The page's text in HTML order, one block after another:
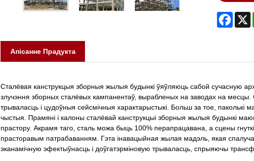
X
Апісанне Прадукта
Сталёвая канструкцыя зборныя жылыя будынкі ўяўляюць сабой сучасную
злучэння зборных сталёвых кампанентаў, вырабленых на заводах на
трываласць і цудоўныя сейсмічныя характарыстыкі. Больш за тое,
чыстыя. Прамяні і калоны сталёвай канструкцыі зборныя жылыя будынкі
прастору. Акрамя таго, сталь можа быць 100% перапрацавана, а сцены
прасторавым патрабаванням. Гэта інавацыйная жылая мадэль, якая
эканамічную эфектыўнасць і доўгатэрміновую трываласць, спрыяючы